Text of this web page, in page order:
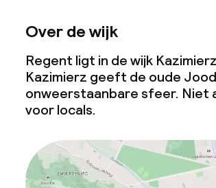
Over de wijk
Regent ligt in de wijk
Kazimierz geeft de oude
onweerstaanbare sfeer. Niet
voor locals.